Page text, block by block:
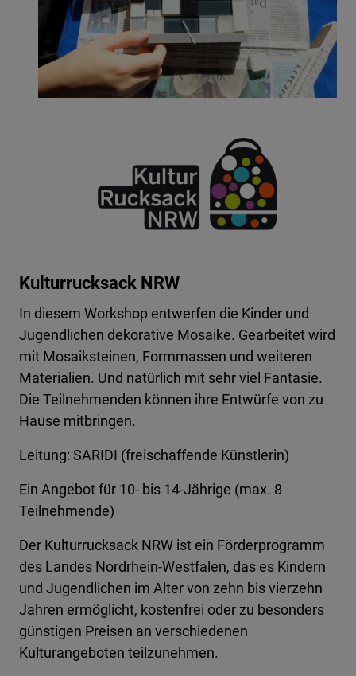
Kulturrucksack NRW
In diesem Workshop entwerfen die Kinder und
Jugendlichen dekorative Mosaike. Gearbeitet wird
mit Mosaiksteinen, Formmassen und weiteren
Materialien. Und natürlich mit sehr viel Fantasie.
Die Teilnehmenden können ihre Entwürfe von zu
Hause mitbringen.
Leitung: SARIDI (freischaffende Künstlerin)
Ein Angebot für 10- bis 14-Jährige (max. 8
Teilnehmende)
Der Kulturrucksack NRW ist ein Förderprogramm
des Landes Nordrhein-Westfalen, das es Kindern
und Jugendlichen im Alter von zehn bis vierzehn
Jahren ermöglicht, kostenfrei oder zu besonders
günstigen Preisen an verschiedenen
Kulturangeboten teilzunehmen.